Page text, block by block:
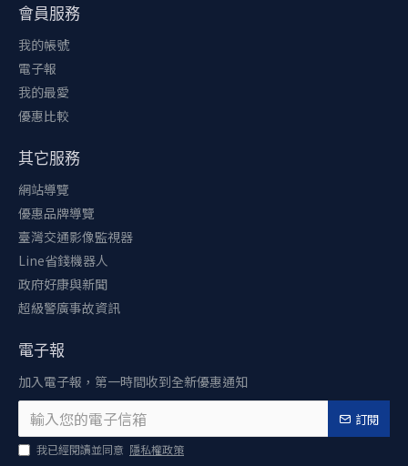
會員服務
我的帳號
電子報
我的最愛
優惠比較
其它服務
網站導覽
優惠品牌導覽
臺灣交通影像監視器
Line省錢機器人
政府好康與新聞
超級警廣事故資訊
電子報
加入電子報，第一時間收到全新優惠通知
訂閱
我已經閱讀並同意 隱私權政策